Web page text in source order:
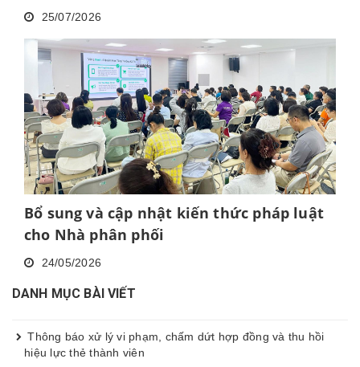
25/07/2026
Bổ sung và cập nhật kiến thức pháp luật
cho Nhà phân phối
24/05/2026
DANH MỤC BÀI VIẾT
Thông báo xử lý vi phạm, chấm dứt hợp đồng và thu hồi
hiệu lực thẻ thành viên